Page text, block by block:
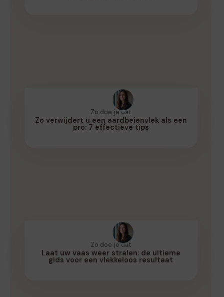
Zo doe je dat
Zo verwijdert u een aardbeienvlek als een
pro: 7 effectieve tips
Zo doe je dat
Laat uw vaas weer stralen: de ultieme
gids voor een vlekkeloos resultaat